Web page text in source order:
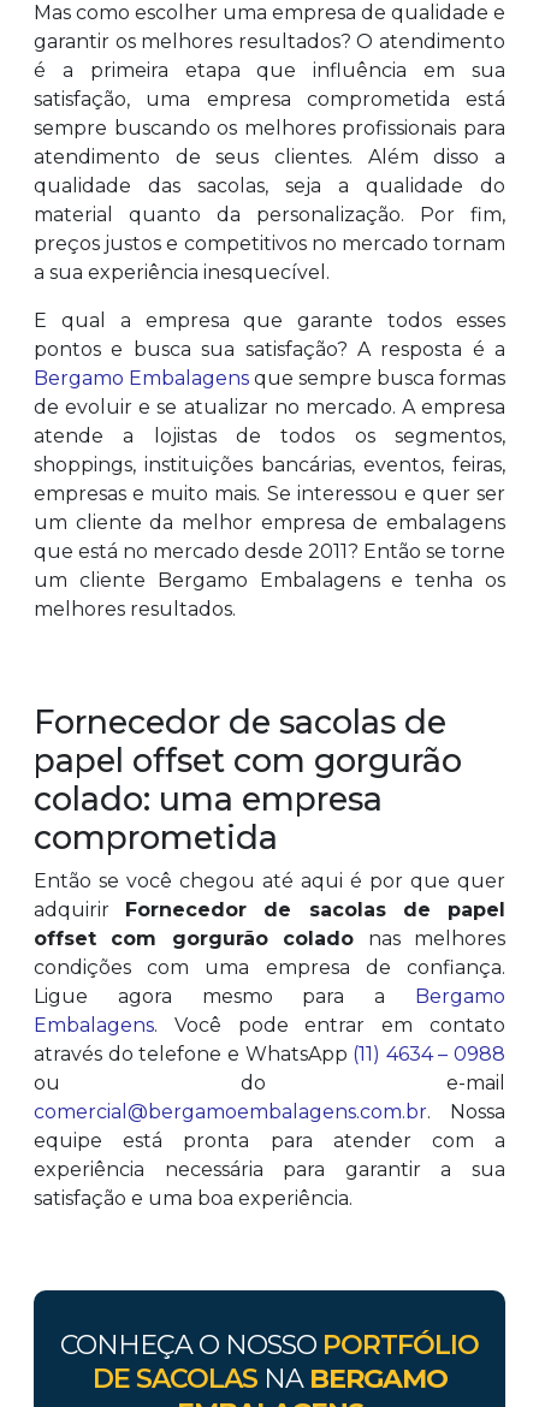
Mas como escolher uma empresa de qualidade e
garantir os melhores resultados? O atendimento
é a primeira etapa que influência em sua
satisfação, uma empresa comprometida está
sempre buscando os melhores profissionais para
atendimento de seus clientes. Além disso a
qualidade das sacolas, seja a qualidade do
material quanto da personalização. Por fim,
preços justos e competitivos no mercado tornam
a sua experiência inesquecível.
E qual a empresa que garante todos esses
pontos e busca sua satisfação? A resposta é a
Bergamo Embalagens que sempre busca formas
de evoluir e se atualizar no mercado. A empresa
atende a lojistas de todos os segmentos,
shoppings, instituições bancárias, eventos, feiras,
empresas e muito mais. Se interessou e quer ser
um cliente da melhor empresa de embalagens
que está no mercado desde 2011? Então se torne
um cliente Bergamo Embalagens e tenha os
melhores resultados.
Fornecedor de sacolas de
papel offset com gorgurão
colado: uma empresa
comprometida
Então se você chegou até aqui é por que quer
adquirir
Fornecedor de sacolas de papel
offset com gorgurão colado nas melhores
condições com uma empresa de confiança.
Ligue agora mesmo para a
Bergamo
Embalagens. Você pode entrar em contato
através do telefone e WhatsApp (11) 4634 – 0988
ou do e-mail
comercial@bergamoembalagens.com.br. Nossa
equipe está pronta para atender com a
experiência necessária para garantir a sua
satisfação e uma boa experiência.
CONHEÇA O NOSSO PORTFÓLIO
DE SACOLASNA BERGAMO